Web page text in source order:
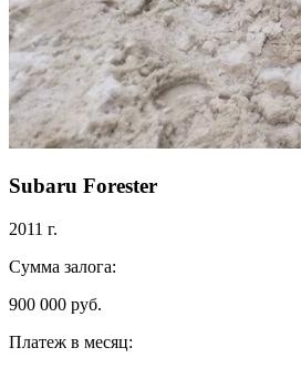
Subaru Forester
2011 г.
Сумма залога:
900 000 руб.
Платеж в месяц: